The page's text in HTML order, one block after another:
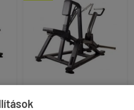
TOORX FITNESS - FWX